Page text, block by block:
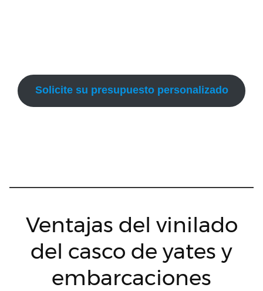
Solicite su presupuesto personalizado
Ventajas del vinilado
del casco de yates y
embarcaciones